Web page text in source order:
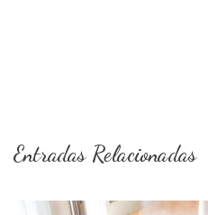
Entradas Relacionadas